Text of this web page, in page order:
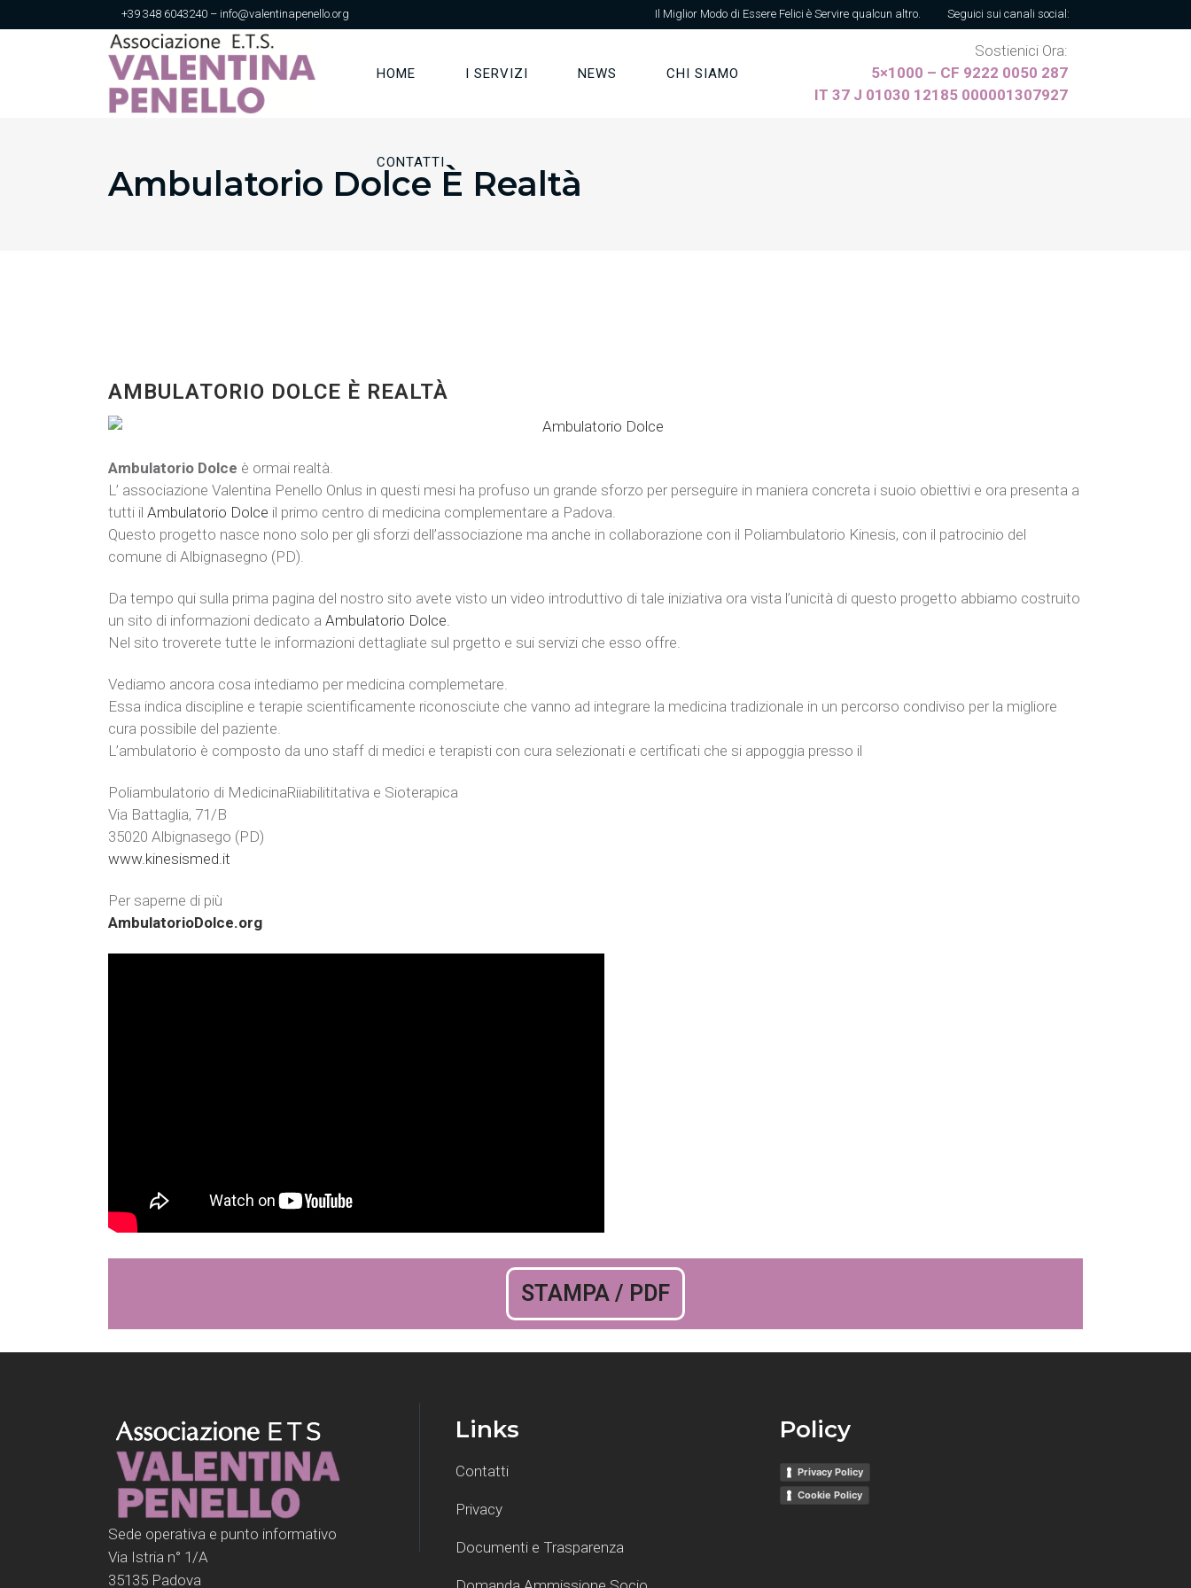
+39 348 6043240 – info@valentinapenello.org Il Miglior Modo di Essere Felici è Servire qualcun altro. Seguici sui canali social:
Sostienici Ora:
5×1000 – CF 9222 0050 287
IT 37 J 01030 12185 000001307927
HOME I SERVIZI NEWS CHI SIAMO
CONTATTI
Ambulatorio Dolce È Realtà
AMBULATORIO DOLCE È REALTÀ
Ambulatorio Dolce è ormai realtà.
L’ associazione Valentina Penello Onlus in questi mesi ha profuso un grande sforzo per perseguire in maniera concreta i suoio obiettivi e ora presenta a
tutti il Ambulatorio Dolce il primo centro di medicina complementare a Padova.
Questo progetto nasce nono solo per gli sforzi dell’associazione ma anche in collaborazione con il Poliambulatorio Kinesis, con il patrocinio del
comune di Albignasegno (PD).
Da tempo qui sulla prima pagina del nostro sito avete visto un video introduttivo di tale iniziativa ora vista l’unicità di questo progetto abbiamo costruito
un sito di informazioni dedicato a Ambulatorio Dolce.
Nel sito troverete tutte le informazioni dettagliate sul prgetto e sui servizi che esso offre.
Vediamo ancora cosa intediamo per medicina complemetare.
Essa indica discipline e terapie scientificamente riconosciute che vanno ad integrare la medicina tradizionale in un percorso condiviso per la migliore
cura possibile del paziente.
L’ambulatorio è composto da uno staff di medici e terapisti con cura selezionati e certificati che si appoggia presso il
Poliambulatorio di MedicinaRiiabilititativa e Sioterapica
Via Battaglia, 71/B
35020 Albignasego (PD)
www.kinesismed.it
Per saperne di più
AmbulatorioDolce.org
STAMPA / PDF
Sede operativa e punto informativo
Via Istria n° 1/A
35135 Padova
Links
Contatti
Privacy
Documenti e Trasparenza
Policy
Privacy Policy
Cookie Policy